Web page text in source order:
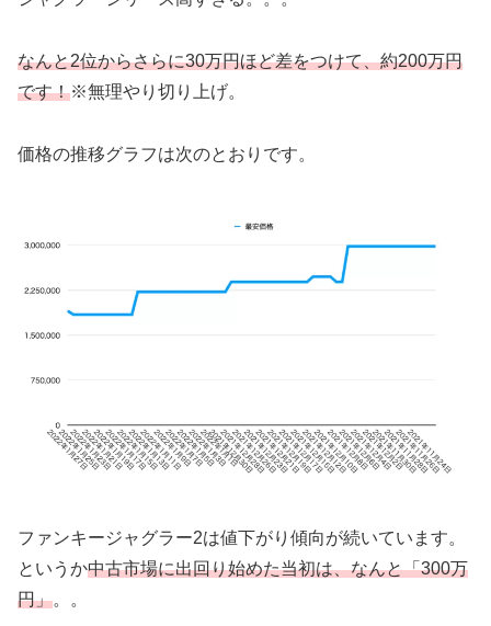
なんと2位からさらに30万円ほど差をつけて、約200万円
です！※無理やり切り上げ。
価格の推移グラフは次のとおりです。
ファンキージャグラー2は値下がり傾向が続いています。
というか中古市場に出回り始めた当初は、なんと「300万
円」。。